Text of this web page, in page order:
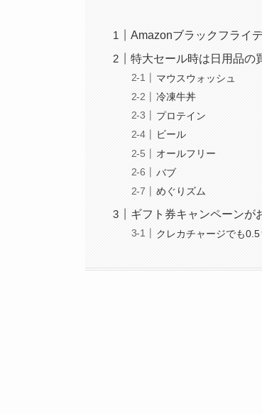
Amazonブラックフライ
特大セール時は日用品の
マウスウォッシュ
冷凍牛丼
プロテイン
ビール
オールフリー
バブ
めぐりズム
ギフト券キャンペーンが
クレカチャージでも0.5